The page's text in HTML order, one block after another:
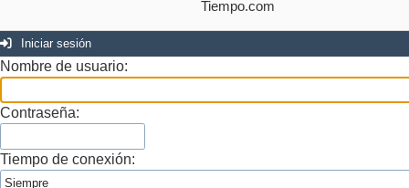
Tiempo.com
Iniciar sesión
Nombre de usuario:
Contraseña:
Tiempo de conexión: